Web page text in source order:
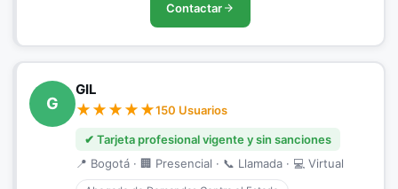
Contactar
G
GIL
150 Usuarios
✔ Tarjeta profesional vigente y sin sanciones
📍 Bogotá · 🏢 Presencial · 📞 Llamada · 💻 Virtual